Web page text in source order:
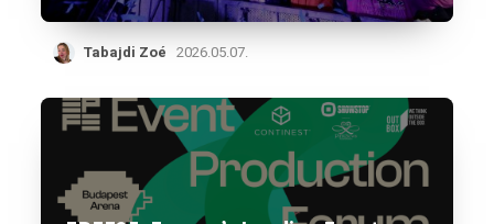
Tabajdi Zoé 2026.05.07.